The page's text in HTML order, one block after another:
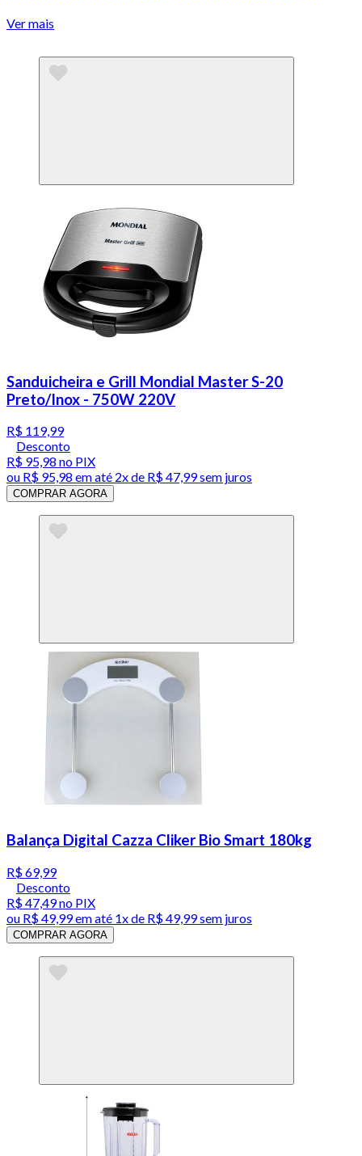
Ver mais
Sanduicheira e Grill Mondial Master S-20
Preto/Inox - 750W 220V
R$ 119,99
Desconto
R$ 95,98 no PIX
ou R$ 95,98 em até 2x de R$ 47,99 sem juros
COMPRAR AGORA
Balança Digital Cazza Cliker Bio Smart 180kg
R$ 69,99
Desconto
R$ 47,49no PIX
ou R$ 49,99em até 1x de R$ 49,99sem juros
COMPRAR AGORA